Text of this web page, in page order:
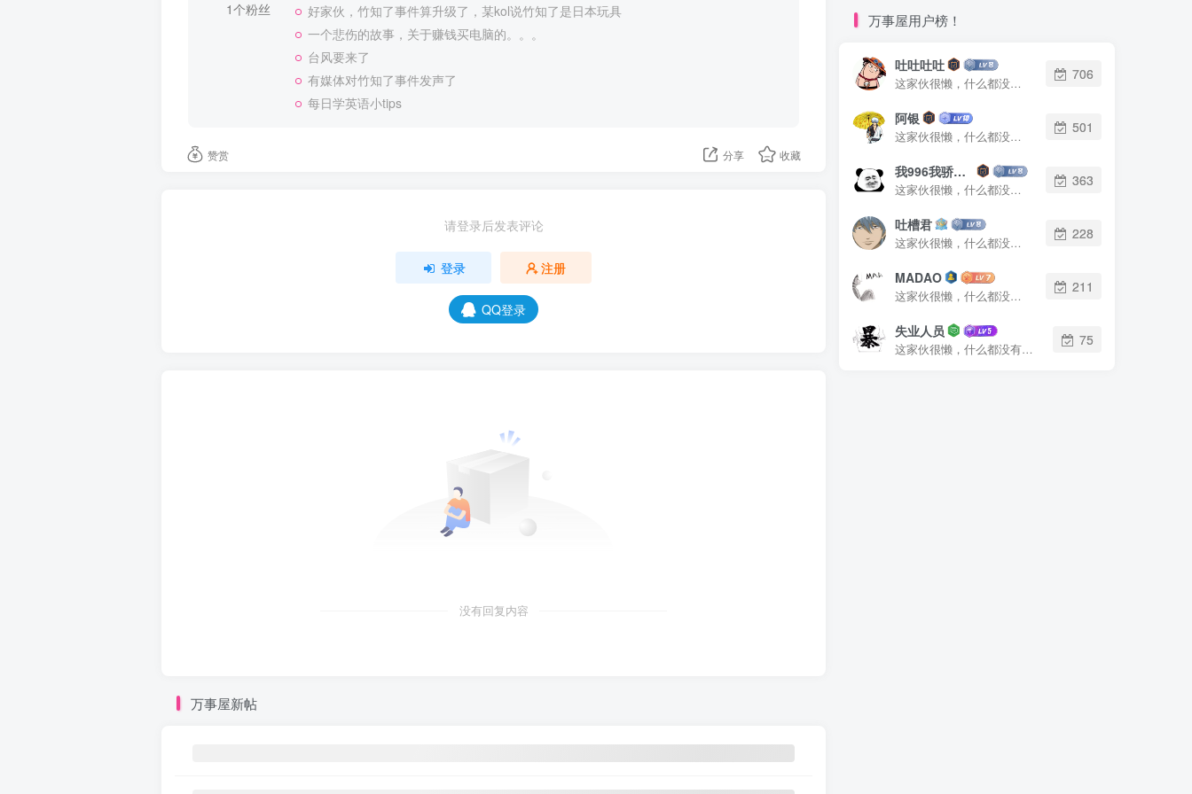
1个粉丝
好家伙，竹知了事件算升级了，某kol说竹知了是日本玩具
一个悲伤的故事，关于赚钱买电脑的。。。
台风要来了
有媒体对竹知了事件发声了
每日学英语小tips
赞赏 分享 收藏
请登录后发表评论
登录 注册
QQ登录
没有回复内容
万事屋新帖
万事屋用户榜！
吐吐吐吐
这家伙很懒，什么都没有写...
706
阿银
这家伙很懒，什么都没有写...
501
我996我骄傲了么
这家伙很懒，什么都没有写...
363
吐槽君
这家伙很懒，什么都没有写...
228
MADAO
这家伙很懒，什么都没有写...
211
失业人员
这家伙很懒，什么都没有写...
75